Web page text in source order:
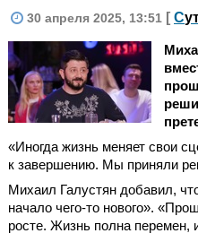
30 апреля 2025, 13:51 [ С
«Иногда жизнь меняет свои
к завершению. Мы приняли
Михаил Галустян добавил,
начало чего-то нового».
росте. Жизнь полна перемен,